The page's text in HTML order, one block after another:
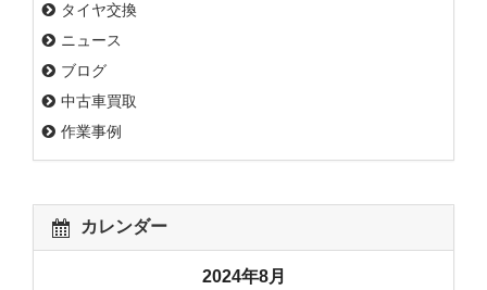
タイヤ交換
ニュース
ブログ
中古車買取
作業事例
カレンダー
2024年8月